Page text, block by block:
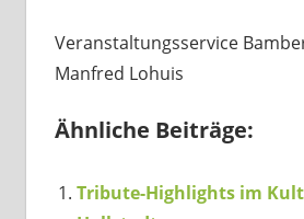
Veranstaltungsservice
Manfred Lohuis
Ähnliche Beiträge:
Tribute-Highlights im